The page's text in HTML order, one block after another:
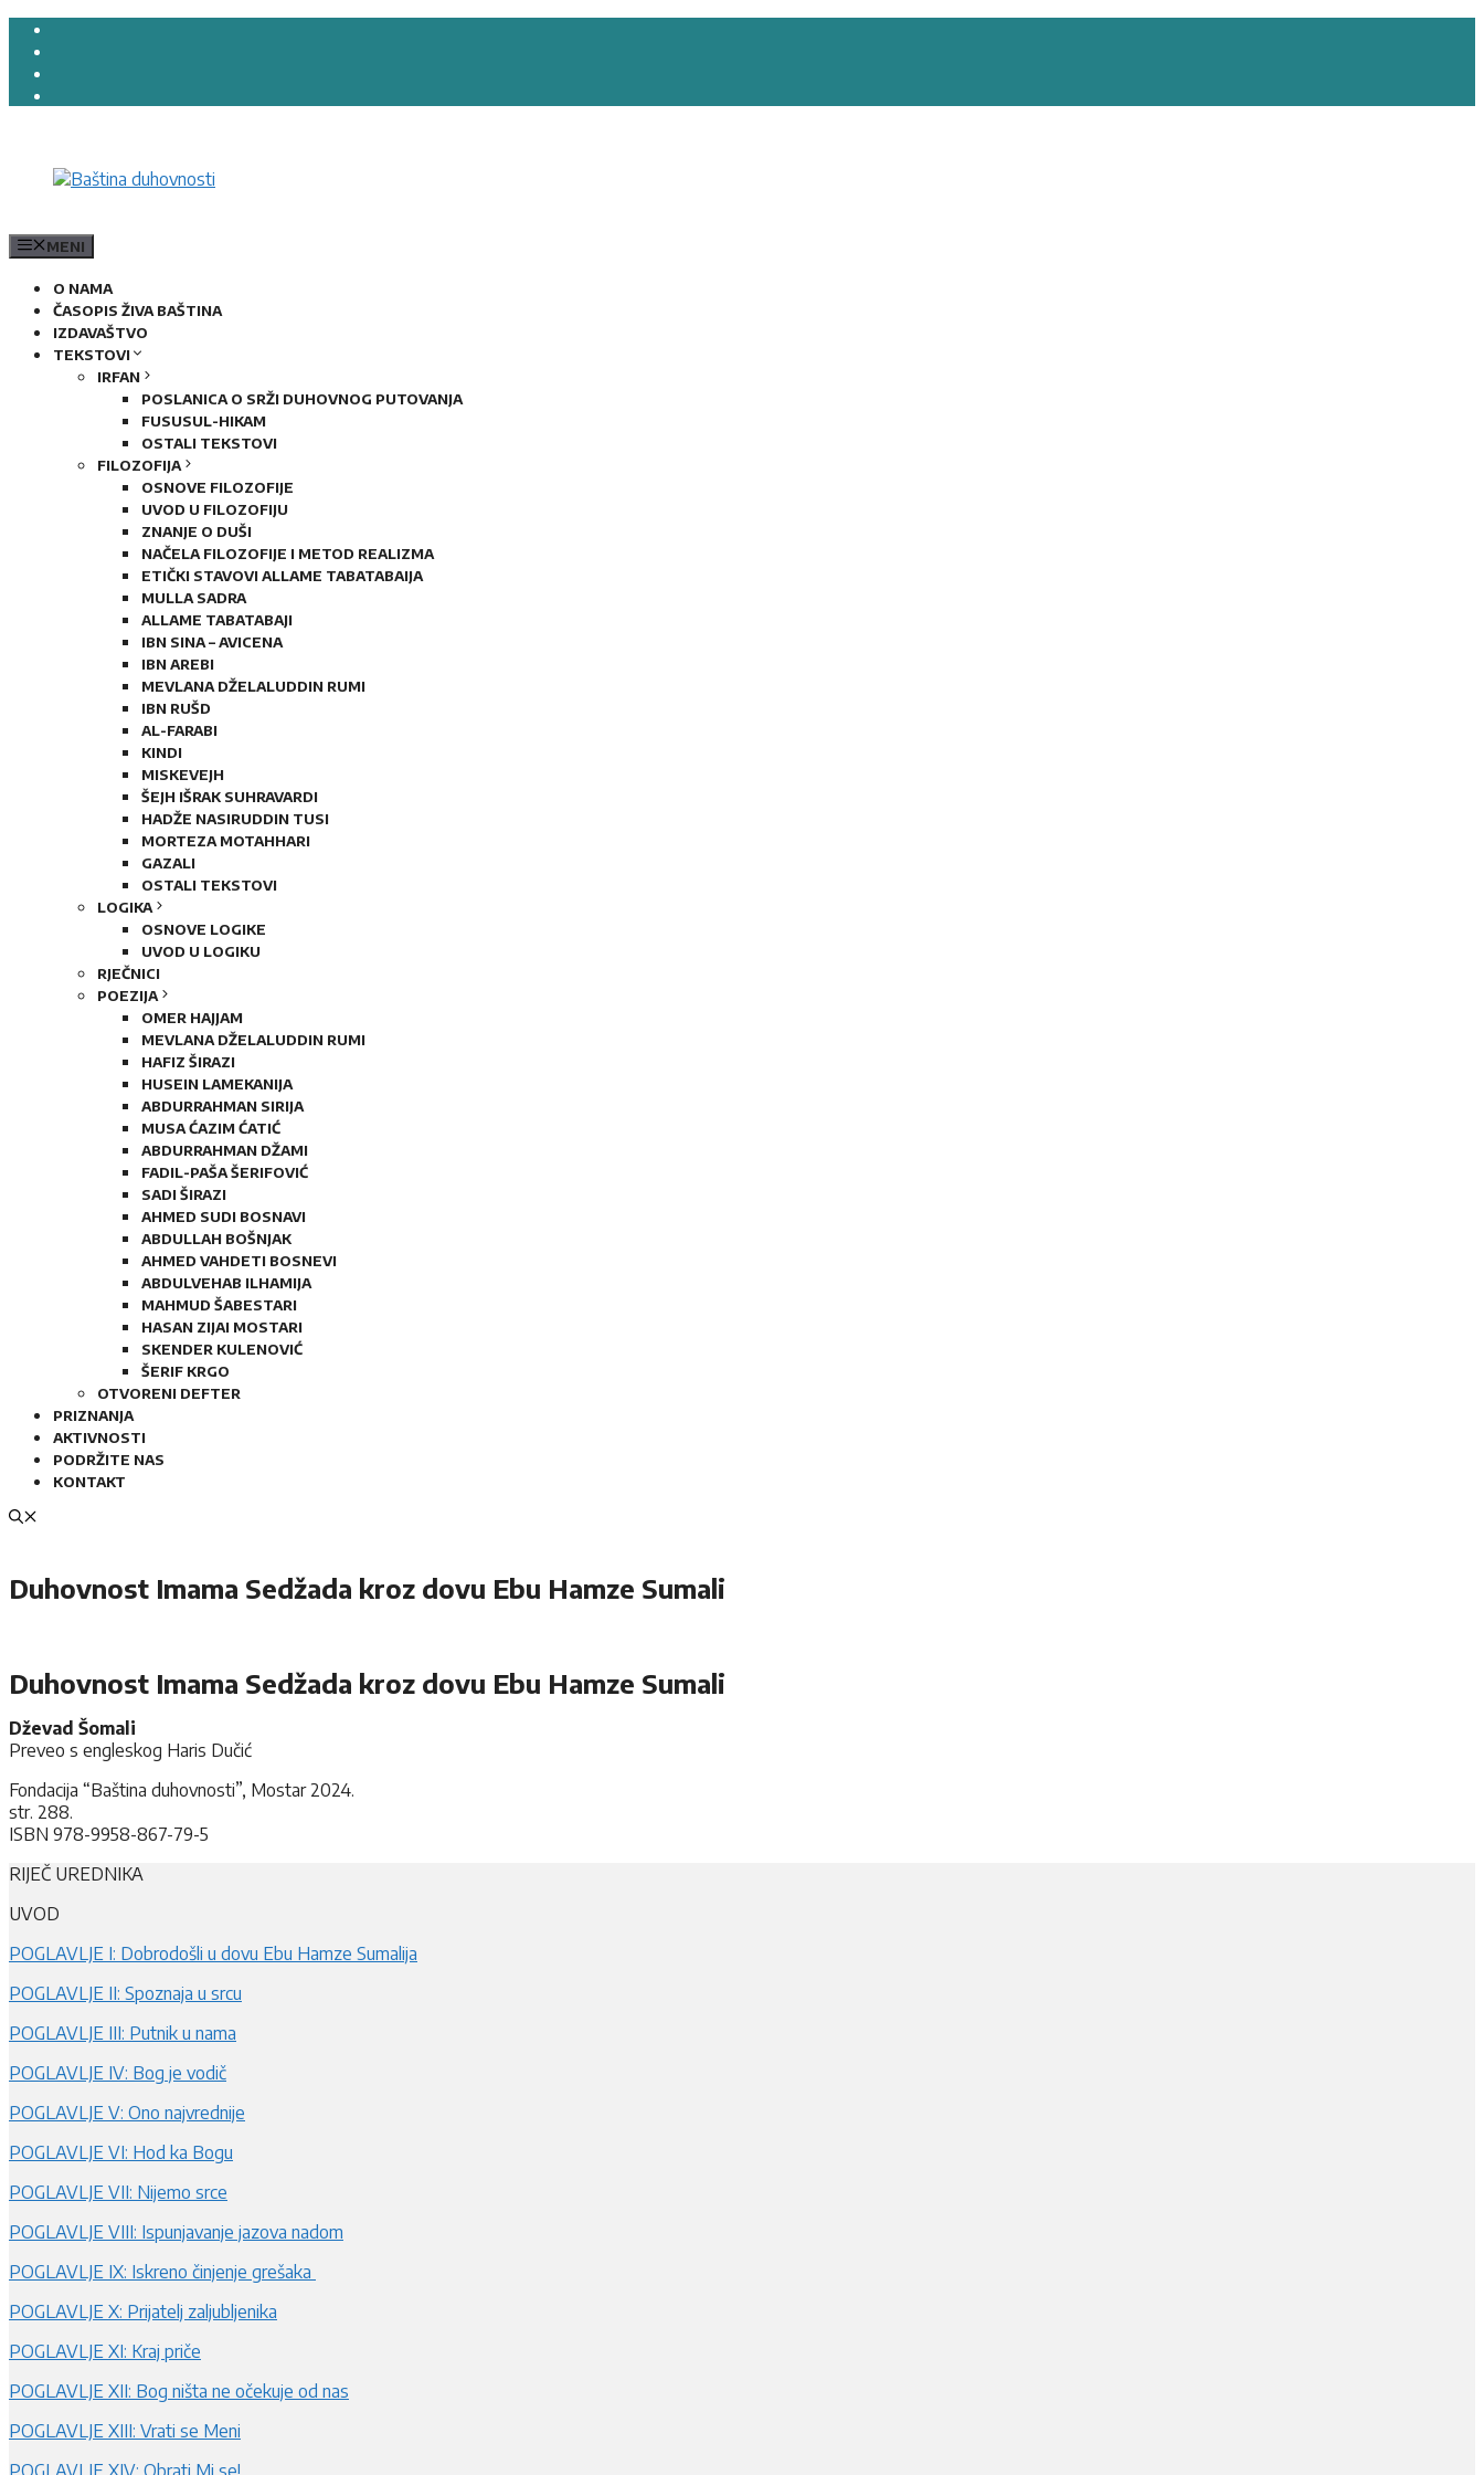
Preskoči
sadržaj
MENI
O NAMA
ČASOPIS ŽIVA BAŠTINA
IZDAVAŠTVO
TEKSTOVI
IRFAN
POSLANICA O SRŽI DUHOVNOG PUTOVANJA
FUSUSUL-HIKAM
OSTALI TEKSTOVI
FILOZOFIJA
OSNOVE FILOZOFIJE
UVOD U FILOZOFIJU
ZNANJE O DUŠI
NAČELA FILOZOFIJE I METOD REALIZMA
ETIČKI STAVOVI ALLAME TABATABAIJA
MULLA SADRA
ALLAME TABATABAJI
IBN SINA – AVICENA
IBN AREBI
MEVLANA DŽELALUDDIN RUMI
IBN RUŠD
AL-FARABI
KINDI
MISKEVEJH
ŠEJH IŠRAK SUHRAVARDI
HADŽE NASIRUDDIN TUSI
MORTEZA MOTAHHARI
GAZALI
OSTALI TEKSTOVI
LOGIKA
OSNOVE LOGIKE
UVOD U LOGIKU
RJEČNICI
POEZIJA
OMER HAJJAM
MEVLANA DŽELALUDDIN RUMI
HAFIZ ŠIRAZI
HUSEIN LAMEKANIJA
ABDURRAHMAN SIRIJA
MUSA ĆAZIM ĆATIĆ
ABDURRAHMAN DŽAMI
FADIL-PAŠA ŠERIFOVIĆ
SADI ŠIRAZI
AHMED SUDI BOSNAVI
ABDULLAH BOŠNJAK
AHMED VAHDETI BOSNEVI
ABDULVEHAB ILHAMIJA
MAHMUD ŠABESTARI
HASAN ZIJAI MOSTARI
SKENDER KULENOVIĆ
ŠERIF KRGO
OTVORENI DEFTER
PRIZNANJA
AKTIVNOSTI
PODRŽITE NAS
KONTAKT
Duhovnost Imama Sedžada kroz dovu Ebu Hamze Sumali
Duhovnost Imama Sedžada kroz dovu Ebu Hamze Sumali
Dževad Šomali
Preveo s engleskog Haris Dučić
Fondacija “Baština duhovnosti”, Mostar 2024.
str. 288.
ISBN 978-9958-867-79-5
RIJEČ UREDNIKA
UVOD
POGLAVLJE I: Dobrodošli u dovu Ebu Hamze Sumalija
POGLAVLJE II: Spoznaja u srcu
POGLAVLJE III: Putnik u nama
POGLAVLJE IV: Bog je vodič
POGLAVLJE V: Ono najvrednije
POGLAVLJE VI: Hod ka Bogu
POGLAVLJE VII: Nijemo srce
POGLAVLJE VIII: Ispunjavanje jazova nadom
POGLAVLJE IX: Iskreno činjenje grešaka
POGLAVLJE X: Prijatelj zaljubljenika
POGLAVLJE XI: Kraj priče
POGLAVLJE XII: Bog ništa ne očekuje od nas
POGLAVLJE XIII: Vrati se Meni
POGLAVLJE XIV: Obrati Mi se!